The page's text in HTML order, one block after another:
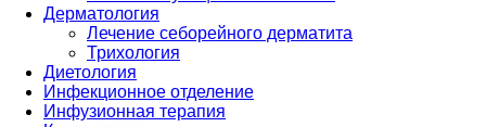
Дерматология
Лечение себорейного дерматита
Трихология
Диетология
Инфекционное отделение
Инфузионная терапия